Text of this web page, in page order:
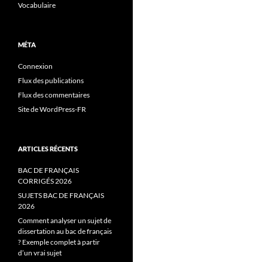
Vocabulaire
MÉTA
Connexion
Flux des publications
Flux des commentaires
Site de WordPress-FR
ARTICLES RÉCENTS
BAC DE FRANÇAIS
CORRIGÉS 2026
SUJETS BAC DE FRANÇAIS
2026
Comment analyser un sujet de
dissertation au bac de français
? Exemple complet à partir
d’un vrai sujet